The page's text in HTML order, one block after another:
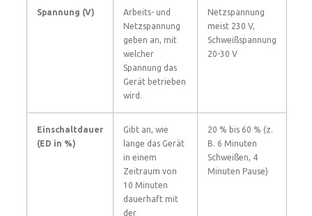
Spannung (V)
Arbeits- und
Netzspannung
geben an, mit
welcher
Spannung das
Gerät betrieben
wird.
Netzspannung
meist 230 V,
Schweißspannung
20-30 V
Einschaltdauer
(ED in %)
Gibt an, wie
lange das Gerät
in einem
Zeitraum von
10 Minuten
dauerhaft mit
der
20 % bis 60 % (z.
B. 6 Minuten
Schweißen, 4
Minuten Pause)